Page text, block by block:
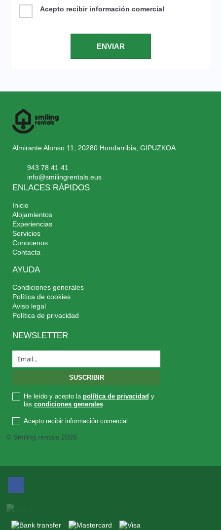
Acepto recibir información comercial
Almirante Alonso 11, 20280 Hondarribia, GIPUZKOA
943 78 41 41
info@smilingrentals.eus
ENLACES RÁPIDOS
Inicio
Alojamientos
Experiencias
Servicios
Conocenos
Contacta
AYUDA
Condiciones generales
Política de cookies
Aviso legal
Política de privacidad
NEWSLETTER
He leído y acepto la política de privacidad y
las condiciones generales
Acepto recibir información comercial
© Smiling rentals 2026